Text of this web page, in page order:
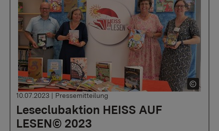
Leseclubaktion HEISS AUF
LESEN© 2023
10.07.2023 | Pressemitteilung